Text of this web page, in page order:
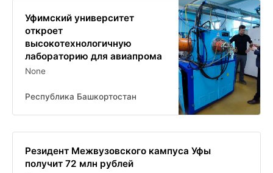
Уфимский университет
откроет
высокотехнологичную
лабораторию для авиапрома
None
Республика Башкортостан
Резидент Межвузовского кампуса Уфы
получит 72 млн рублей